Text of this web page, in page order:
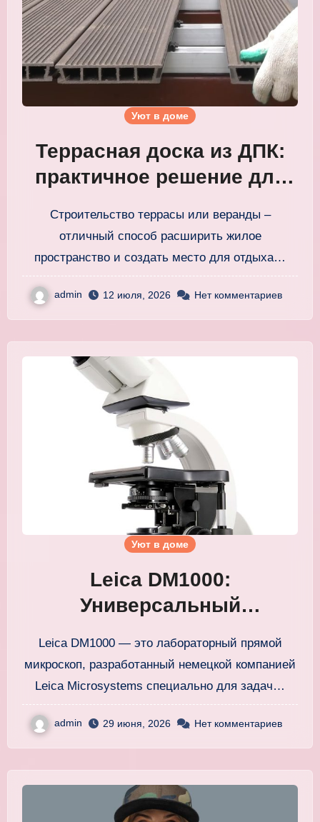
Уют в доме
Террасная доска из ДПК:
практичное решение для
WOODGRAND
Строительство террасы или веранды –
отличный способ расширить жилое
пространство и создать место для отдыха…
admin 12 июля, 2026 Нет комментариев
Уют в доме
Leica DM1000:
Универсальный
для современных
лабораторий
Leica DM1000 — это лабораторный прямой
микроскоп, разработанный немецкой компанией
Leica Microsystems специально для задач…
admin 29 июня, 2026 Нет комментариев